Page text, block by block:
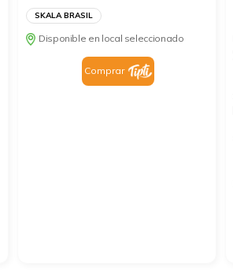
SKALA BRASIL
Disponible en local seleccionado
Comprar